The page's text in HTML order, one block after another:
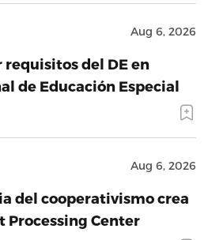
Aug 6, 2026
del DE en
de Educación Especial
Aug 6, 2026
del cooperativismo crea
Processing Center